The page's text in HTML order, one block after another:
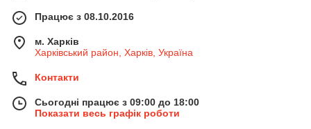
Працює з 08.10.2016
м. Харків
Харківський район, Харків, Україна
Контакти
Сьогодні працює з 09:00 до 18:00
Показати весь графік роботи